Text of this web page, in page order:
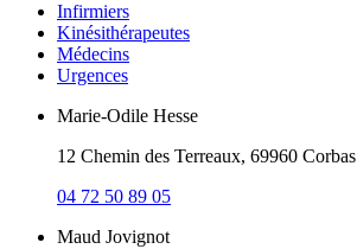
Infirmiers
Kinésithérapeutes
Médecins
Urgences
Marie-Odile Hesse
12 Chemin des Terreaux, 69960 Corbas
04 72 50 89 05
Maud Jovignot